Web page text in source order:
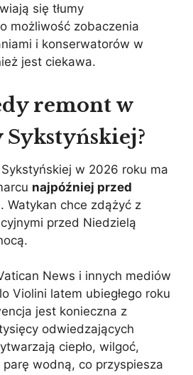
się tłumy
możliwość zobaczenia
i konserwatorów w
jest ciekawa.
remont w
w 2026 roku ma
najpóźniej przed
. Watykan chce zdążyć z
przed Niedzielą
News i innych mediów
Violini latem ubiegłego roku
jest konieczna z
odwiedzających
ciepło, wilgoć,
wodną, co przyspiesza